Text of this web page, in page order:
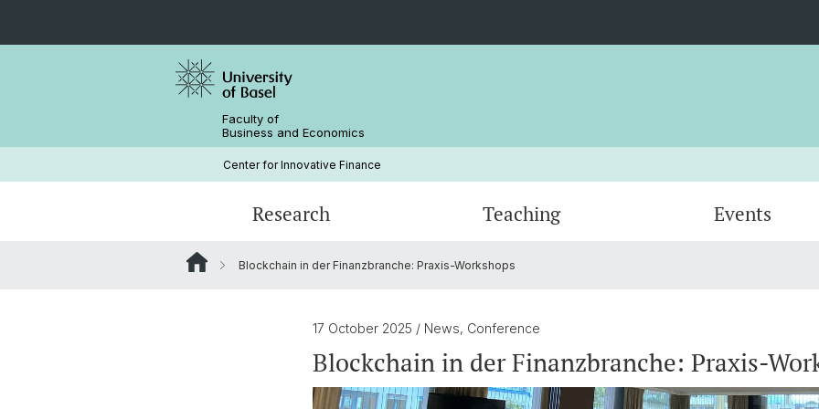
Faculty of
Business and Economics
Center for Innovative Finance
Research Teaching Events
Digital Asset Seminar
Blockchain in der Finanzbranche: Praxis-Workshops
17 October 2025 / News, Conference
Blockchain in der Finanzbranche: Praxis-